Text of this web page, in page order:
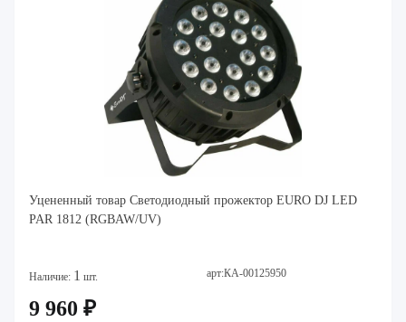
Уцененный товар Светодиодный прожектор EURO DJ LED
PAR 1812 (RGBAW/UV)
Наличие: 1 шт. арт:КА-00125950
9 960 ₽